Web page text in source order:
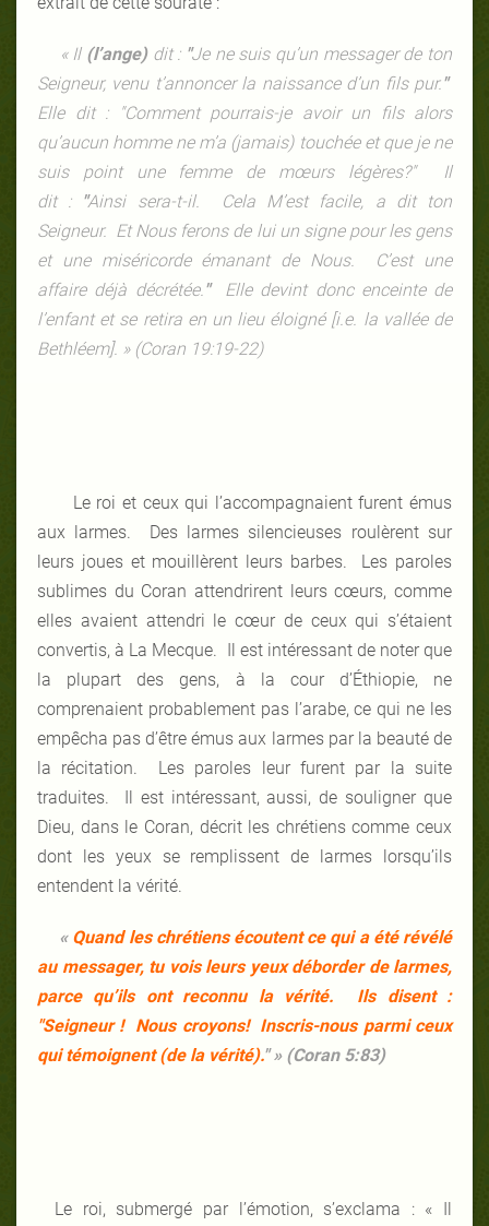
« Il(l’ange)dit : "Je ne suis qu’un messager de ton
Seigneur, venu t’annoncer la naissance d’un fils pur."
Elle dit : "Comment pourrais-je avoir un fils alors
qu’aucun homme ne m’a (jamais) touchée et que je ne
suis point une femme de mœurs légères?" Il
dit : "Ainsi sera-t-il. Cela M’est facile, a dit ton
Seigneur. Et Nous ferons de lui un signe pour les gens
et une miséricorde émanant de Nous. C’est une
affaire déjà décrétée. "Elle devint donc enceinte de
l’enfant et se retira en un lieu éloigné [i.e. la vallée de
Bethléem]. » (Coran 19:19-22)
Le roi et ceux qui l’accompagnaient furent émus
aux larmes. Des larmes silencieuses roulèrent sur
leurs joues et mouillèrent leurs barbes. Les paroles
sublimes du Coran attendrirent leurs cœurs, comme
elles avaient attendri le cœur de ceux qui s’étaient
convertis, à La Mecque. Il est intéressant de noter que
la plupart des gens, à la cour d’Éthiopie, ne
comprenaient probablement pas l’arabe, ce qui ne les
empêcha pas d’être émus aux larmes par la beauté de
la récitation. Les paroles leur furent par la suite
traduites. Il est intéressant, aussi, de souligner que
Dieu, dans le Coran, décrit les chrétiens comme ceux
dont les yeux se remplissent de larmes lorsqu’ils
entendent la vérité.
« Quand les chrétiens écoutent ce qui a été révélé
au messager, tu vois leurs yeux déborder de larmes,
parce qu’ils ont reconnu la vérité. Ils disent :
"Seigneur ! Nous croyons! Inscris-nous parmi ceux
qui témoignent (de la vérité)." » (Coran 5:83)
Le roi, submergé par l’émotion, s’exclama : « Il